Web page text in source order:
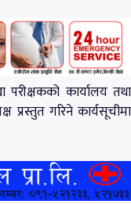
कार्यालय तथा
प्रस्तुत गरिने कार्यसूचीमा